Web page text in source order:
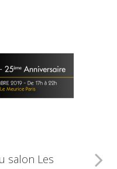
salon Les